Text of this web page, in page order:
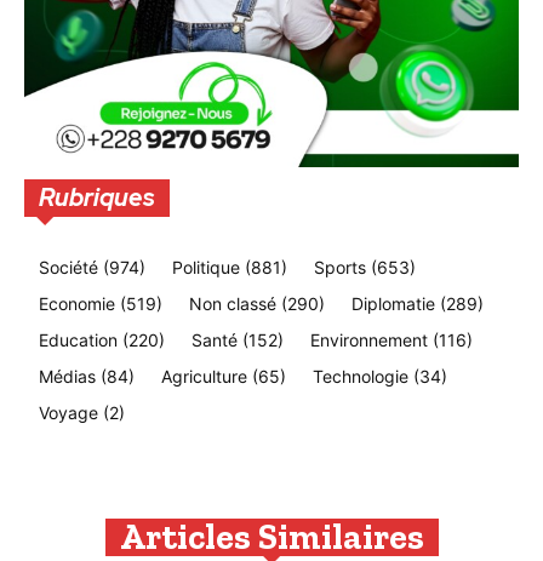
Rubriques
Société (974) Politique (881) Sports (653)
Economie (519) Non classé (290) Diplomatie (289)
Education (220) Santé (152) Environnement (116)
Médias (84) Agriculture (65) Technologie (34)
Voyage (2)
Articles Similaires